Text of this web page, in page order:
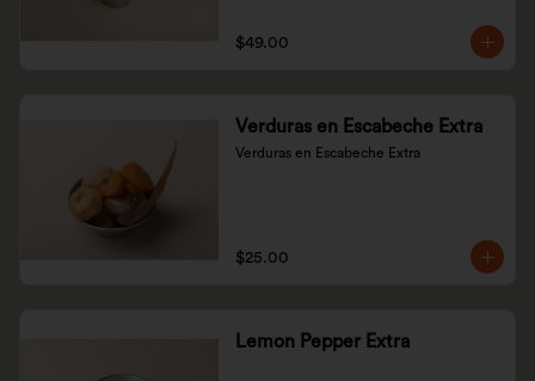
$49.00
Verduras en Escabeche Extra
Verduras en Escabeche Extra
$25.00
Lemon Pepper Extra